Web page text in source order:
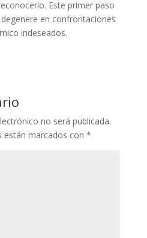
Este primer paso
en confrontaciones
indeseados.
no será publicada.
están marcados con *